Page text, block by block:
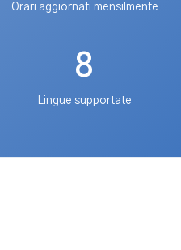
Orari aggiornati mensilmente
8
Lingue supportate